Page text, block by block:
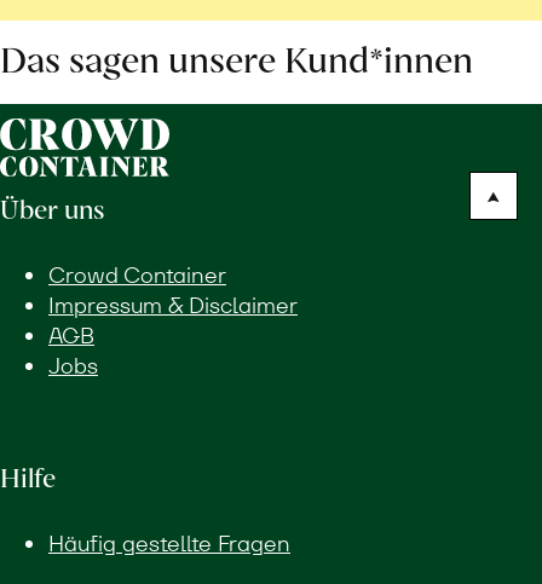
Das sagen unsere Kund*innen
Über uns
Crowd Container
Impressum & Disclaimer
AGB
Jobs
Hilfe
Häufig gestellte Fragen